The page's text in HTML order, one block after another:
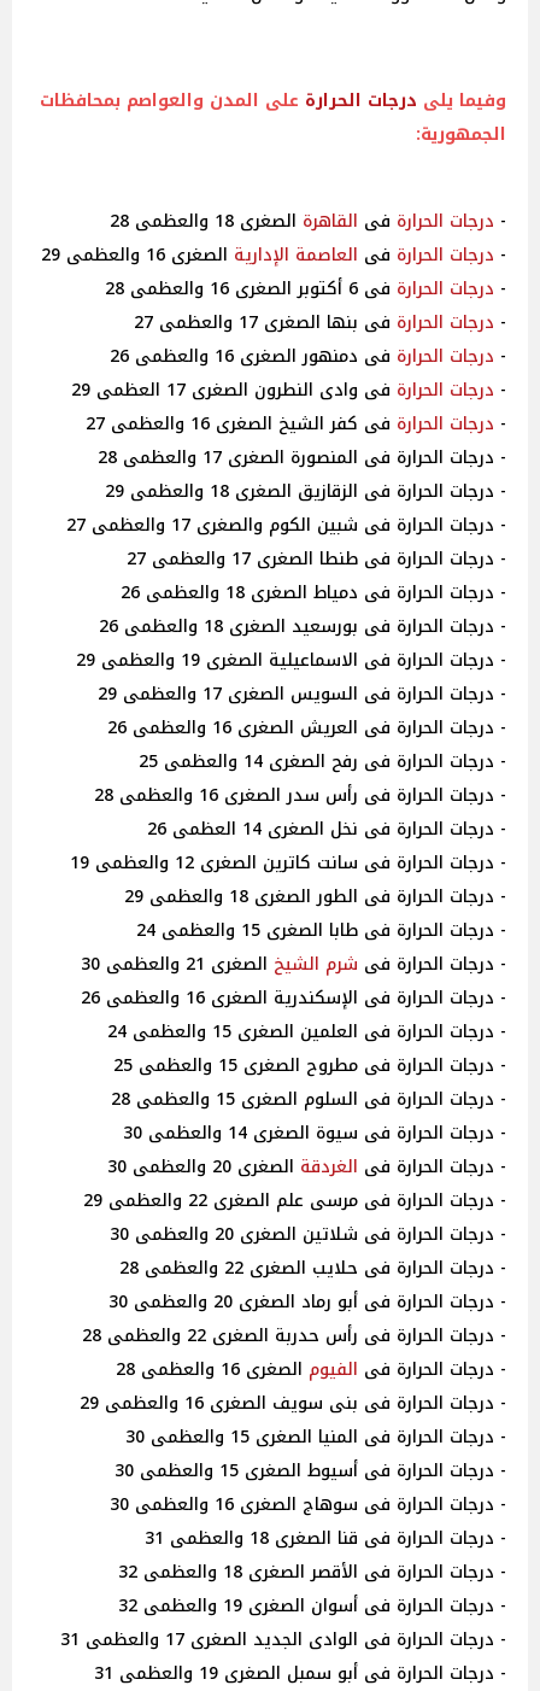
وفيما يلى درجات الحرارة على المدن والعواصم بمحافظات
الجمهورية:
- درجات الحرارة فى القاهرة الصغرى 18 والعظمى 28
- درجات الحرارة فى العاصمة الإدارية الصغرى 16 والعظمى 29
- درجات الحرارة فى 6 أكتوبر الصغرى 16 والعظمى 28
- درجات الحرارة فى بنها الصغرى 17 والعظمى 27
- درجات الحرارة فى دمنهور الصغرى 16 والعظمى 26
- درجات الحرارة فى وادى النطرون الصغرى 17 العظمى 29
- درجات الحرارة فى كفر الشيخ الصغرى 16 والعظمى 27
- درجات الحرارة فى المنصورة الصغرى 17 والعظمى 28
- درجات الحرارة فى الزقازيق الصغرى 18 والعظمى 29
- درجات الحرارة فى شبين الكوم والصغرى 17 والعظمى 27
- درجات الحرارة فى طنطا الصغرى 17 والعظمى 27
- درجات الحرارة فى دمياط الصغرى 18 والعظمى 26
- درجات الحرارة فى بورسعيد الصغرى 18 والعظمى 26
- درجات الحرارة فى الاسماعيلية الصغرى 19 والعظمى 29
- درجات الحرارة فى السويس الصغرى 17 والعظمى 29
- درجات الحرارة فى العريش الصغرى 16 والعظمى 26
- درجات الحرارة فى رفح الصغرى 14 والعظمى 25
- درجات الحرارة فى رأس سدر الصغرى 16 والعظمى 28
- درجات الحرارة فى نخل الصغرى 14 العظمى 26
- درجات الحرارة فى سانت كاترين الصغرى 12 والعظمى 19
- درجات الحرارة فى الطور الصغرى 18 والعظمى 29
- درجات الحرارة فى طابا الصغرى 15 والعظمى 24
- درجات الحرارة فى شرم الشيخ الصغرى 21 والعظمى 30
- درجات الحرارة فى الإسكندرية الصغرى 16 والعظمى 26
- درجات الحرارة فى العلمين الصغرى 15 والعظمى 24
- درجات الحرارة فى مطروح الصغرى 15 والعظمى 25
- درجات الحرارة فى السلوم الصغرى 15 والعظمى 28
- درجات الحرارة فى سيوة الصغرى 14 والعظمى 30
- درجات الحرارة فى الغردقة الصغرى 20 والعظمى 30
- درجات الحرارة فى مرسى علم الصغرى 22 والعظمى 29
- درجات الحرارة فى شلاتين الصغرى 20 والعظمى 30
- درجات الحرارة فى حلايب الصغرى 22 والعظمى 28
- درجات الحرارة فى أبو رماد الصغرى 20 والعظمى 30
- درجات الحرارة فى رأس حدربة الصغرى 22 والعظمى 28
- درجات الحرارة فى الفيوم الصغرى 16 والعظمى 28
- درجات الحرارة فى بنى سويف الصغرى 16 والعظمى 29
- درجات الحرارة فى المنيا الصغرى 15 والعظمى 30
- درجات الحرارة فى أسيوط الصغرى 15 والعظمى 30
- درجات الحرارة فى سوهاج الصغرى 16 والعظمى 30
- درجات الحرارة فى قنا الصغرى 18 والعظمى 31
- درجات الحرارة فى الأقصر الصغرى 18 والعظمى 32
- درجات الحرارة فى أسوان الصغرى 19 والعظمى 32
- درجات الحرارة فى الوادى الجديد الصغرى 17 والعظمى 31
- درجات الحرارة فى أبو سمبل الصغرى 19 والعظمى 31